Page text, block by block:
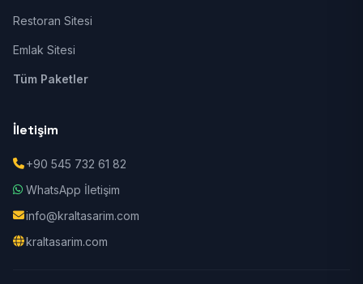
Restoran Sitesi
Emlak Sitesi
Tüm Paketler
İletişim
+90 545 732 61 82
WhatsApp İletişim
info@kraltasarim.com
kraltasarim.com